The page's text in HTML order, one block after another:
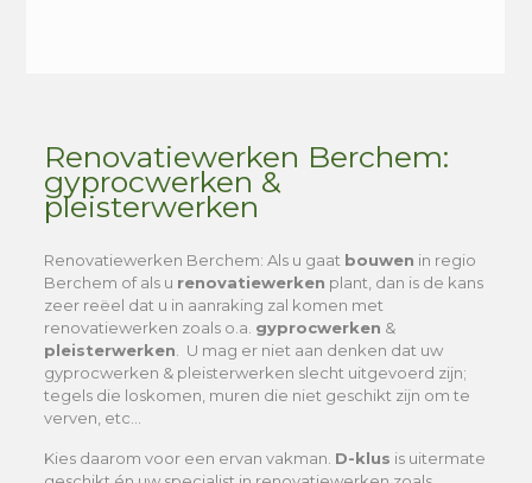
Renovatiewerken Berchem:
gyprocwerken &
pleisterwerken
Renovatiewerken Berchem: Als u gaat bouwen in regio
Berchem of als u renovatiewerken plant, dan is de kans
zeer reëel dat u in aanraking zal komen met
renovatiewerken zoals o.a. gyprocwerken &
pleisterwerken . U mag er niet aan denken dat uw
gyprocwerken & pleisterwerken slecht uitgevoerd zijn;
tegels die loskomen, muren die niet geschikt zijn om te
verven, etc…
Kies daarom voor een ervan vakman. D-klus is uitermate